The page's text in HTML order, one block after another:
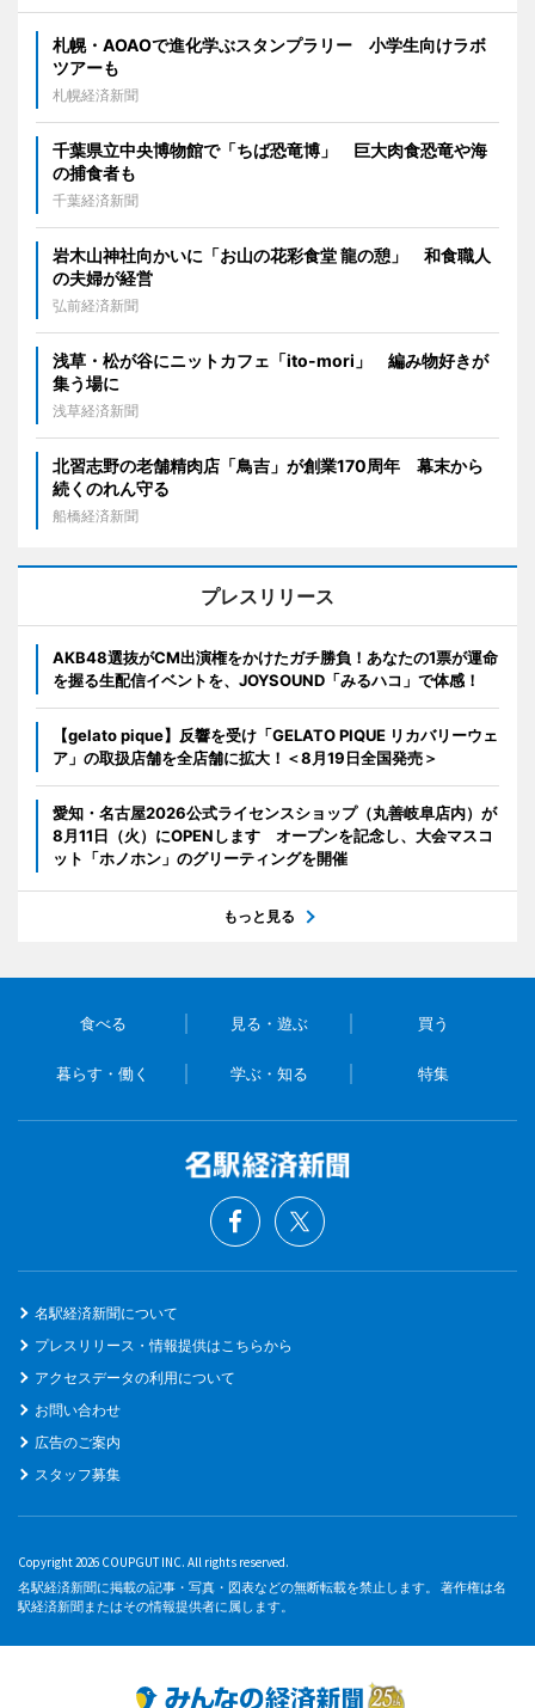
札幌・AOAOで進化学ぶスタンプラリー 小学生向けラボ
ツアーも
札幌経済新聞
千葉県立中央博物館で「ちば恐竜博」 巨大肉食恐竜や海
の捕食者も
千葉経済新聞
岩木山神社向かいに「お山の花彩食堂 龍の憩」 和食職人
の夫婦が経営
弘前経済新聞
浅草・松が谷にニットカフェ「ito-mori」 編み物好きが
集う場に
浅草経済新聞
北習志野の老舗精肉店「鳥吉」が創業170周年 幕末から
続くのれん守る
船橋経済新聞
プレスリリース
AKB48選抜がCM出演権をかけたガチ勝負！あなたの1票が運命
を握る生配信イベントを、JOYSOUND「みるハコ」で体感！
【gelato pique】反響を受け「GELATO PIQUE リカバリーウェ
ア」の取扱店舗を全店舗に拡大！＜8月19日全国発売＞
愛知・名古屋2026公式ライセンスショップ（丸善岐阜店内）が
8月11日（火）にOPENします オープンを記念し、大会マスコ
ット「ホノホン」のグリーティングを開催
もっと見る
食べる 見る・遊ぶ 買う
暮らす・働く 学ぶ・知る 特集
名駅経済新聞について
プレスリリース・情報提供はこちらから
アクセスデータの利用について
お問い合わせ
広告のご案内
スタッフ募集
Copyright 2026 COUPGUT INC. All rights reserved.
名駅経済新聞に掲載の記事・写真・図表などの無断転載を禁止します。 著作権は名
駅経済新聞またはその情報提供者に属します。